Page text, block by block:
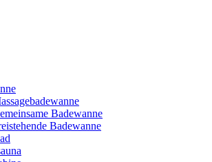
Badewanne
Badewanne